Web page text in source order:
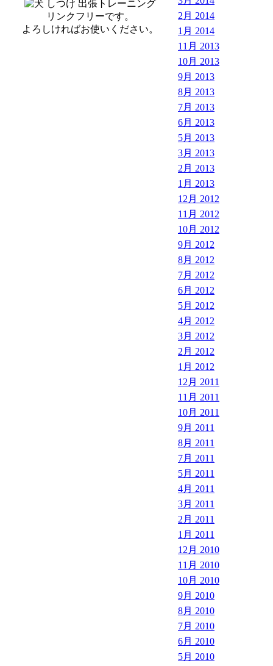
リンクフリーです。
よろしければお使いください。
2月 2014
1月 2014
11月 2013
10月 2013
9月 2013
8月 2013
7月 2013
6月 2013
5月 2013
3月 2013
2月 2013
1月 2013
12月 2012
11月 2012
10月 2012
9月 2012
8月 2012
7月 2012
6月 2012
5月 2012
4月 2012
3月 2012
2月 2012
1月 2012
12月 2011
11月 2011
10月 2011
9月 2011
8月 2011
7月 2011
5月 2011
4月 2011
3月 2011
2月 2011
1月 2011
12月 2010
11月 2010
10月 2010
9月 2010
8月 2010
7月 2010
6月 2010
5月 2010